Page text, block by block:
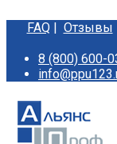
FAQ| Отзывы
8 (800) 600-